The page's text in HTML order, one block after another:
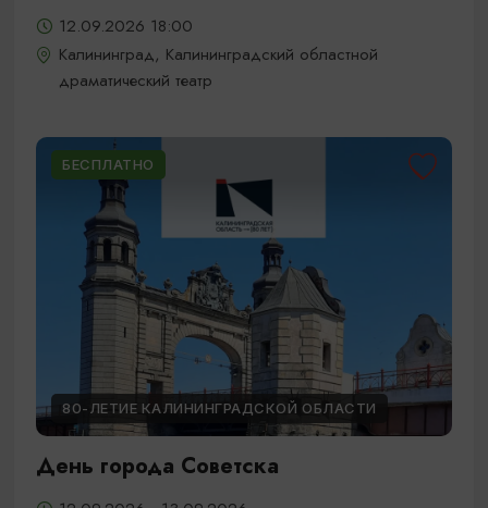
12.09.2026 18:00
Калининград, Калининградский областной
драматический театр
БЕСПЛАТНО
80-ЛЕТИЕ КАЛИНИНГРАДСКОЙ ОБЛАСТИ
День города Советска